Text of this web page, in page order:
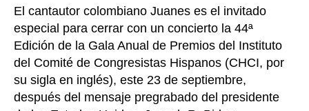
El cantautor colombiano Juanes es el invitado
especial para cerrar con un concierto la 44ª
Edición de la Gala Anual de Premios del Instituto
del Comité de Congresistas Hispanos (CHCI, por
su sigla en inglés), este 23 de septiembre,
después del mensaje pregrabado del presidente